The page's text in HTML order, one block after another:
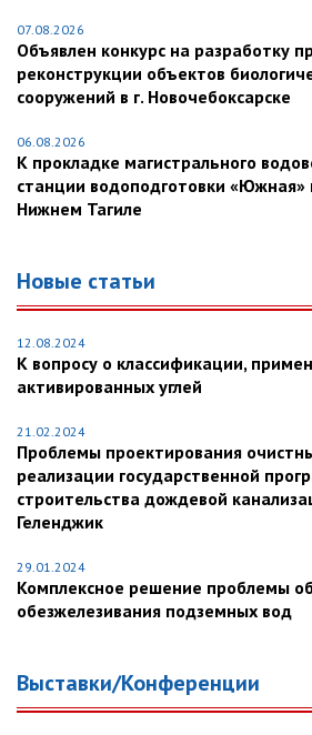
07.08.2026
Объявлен конкурс на разработку
реконструкции объектов
сооружений в г. Новочебоксарске
06.08.2026
К прокладке магистрального
станции водоподготовки «Южная»
Нижнем Тагиле
Новые статьи
12.08.2024
К вопросу о классификации,
активированных углей
21.02.2024
Проблемы проектирования
реализации государственной
строительства дождевой
Геленджик
29.01.2024
Комплексное решение проблемы
обезжелезивания подземных вод
Выставки/Конференции